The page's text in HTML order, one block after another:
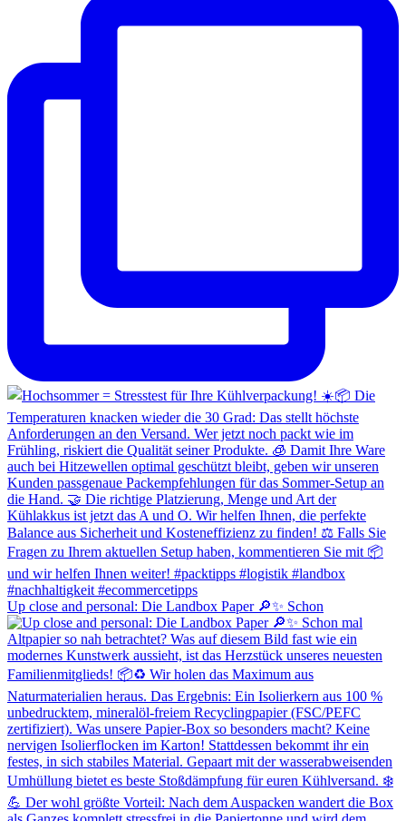
Up close and personal: Die Landbox Paper 🔎✨ Schon